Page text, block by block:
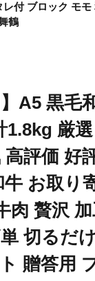
付 ブロック モ
鶴
】A5 黒毛
1.8kg 厳
評価 好
お取り
肉 贅沢
切るだ
贈答用